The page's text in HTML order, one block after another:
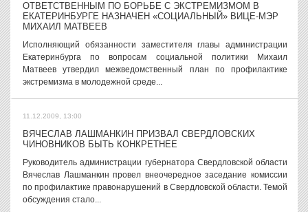
ОТВЕТСТВЕННЫМ ПО БОРЬБЕ С ЭКСТРЕМИЗМОМ В
ЕКАТЕРИНБУРГЕ НАЗНАЧЕН «СОЦИАЛЬНЫЙ» ВИЦЕ-МЭР
МИХАИЛ МАТВЕЕВ
Исполняющий обязанности заместителя главы администрации
Екатеринбурга по вопросам социальной политики Михаил
Матвеев утвердил межведомственный план по профилактике
экстремизма в молодежной среде...
11.12.2009, 13:00
ВЯЧЕСЛАВ ЛАШМАНКИН ПРИЗВАЛ СВЕРДЛОВСКИХ
ЧИНОВНИКОВ БЫТЬ КОНКРЕТНЕЕ
Руководитель администрации губернатора Свердловской области
Вячеслав Лашманкин провел внеочередное заседание комиссии
по профилактике правонарушений в Свердловской области. Темой
обсуждения стало...